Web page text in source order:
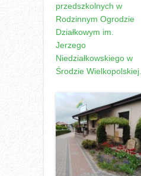
przedszkolnych w
Rodzinnym Ogrodzie
Działkowym im.
Jerzego
Niedziałkowskiego w
Środzie Wielkopolskiej.